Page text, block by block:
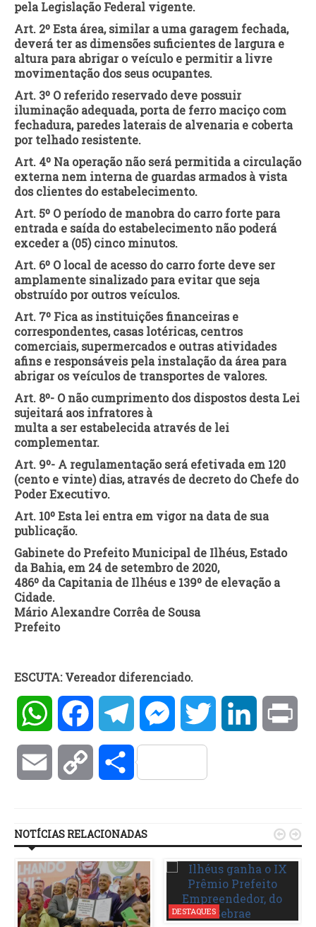
pela Legislação Federal vigente.
Art. 2º Esta área, similar a uma garagem fechada,
deverá ter as dimensões suficientes de largura e
altura para abrigar o veículo e permitir a livre
movimentação dos seus ocupantes.
Art. 3º O referido reservado deve possuir
iluminação adequada, porta de ferro maciço com
fechadura, paredes laterais de alvenaria e coberta
por telhado resistente.
Art. 4º Na operação não será permitida a circulação
externa nem interna de guardas armados à vista
dos clientes do estabelecimento.
Art. 5º O período de manobra do carro forte para
entrada e saída do estabelecimento não poderá
exceder a (05) cinco minutos.
Art. 6º O local de acesso do carro forte deve ser
amplamente sinalizado para evitar que seja
obstruído por outros veículos.
Art. 7º Fica as instituições financeiras e
correspondentes, casas lotéricas, centros
comerciais, supermercados e outras atividades
afins e responsáveis pela instalação da área para
abrigar os veículos de transportes de valores.
Art. 8º- O não cumprimento dos dispostos desta Lei
sujeitará aos infratores à
multa a ser estabelecida através de lei
complementar.
Art. 9º- A regulamentação será efetivada em 120
(cento e vinte) dias, através de decreto do Chefe do
Poder Executivo.
Art. 10º Esta lei entra em vigor na data de sua
publicação.
Gabinete do Prefeito Municipal de Ilhéus, Estado
da Bahia, em 24 de setembro de 2020,
486º da Capitania de Ilhéus e 139º de elevação a
Cidade.
Mário Alexandre Corrêa de Sousa
Prefeito
ESCUTA: Vereador diferenciado.
WhatsAppFacebookTelegramMessengerTwitter LinkedIn
Email Copy Compartilhar
NOTÍCIAS RELACIONADAS
DESTAQUES
 